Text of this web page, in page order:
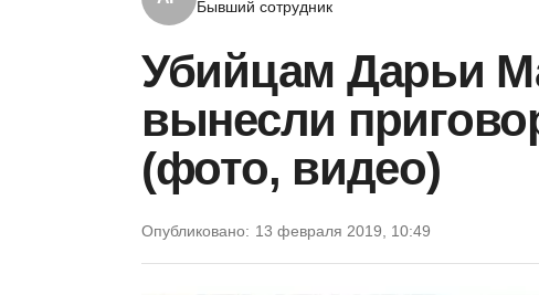
Бывший сотрудник
Убийцам Дарьи
вынесли
(фото, видео)
Опубликовано: 13 февраля 2019, 10:49